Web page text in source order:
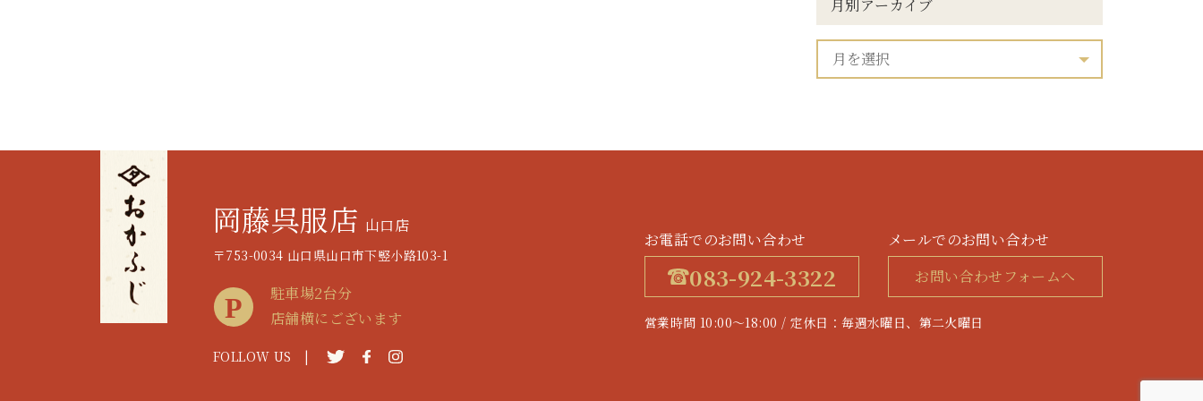
月別アーカイブ
岡藤呉服店 山口店
〒753-0034 山口県山口市下竪小路103-1
駐車場2台分
店舗横にございます
FOLLOW US |
お電話でのお問い合わせ
083-924-3322
メールでのお問い合わせ
お問い合わせフォームへ
営業時間 10:00～18:00 / 定休日：毎週水曜日、第二火曜日